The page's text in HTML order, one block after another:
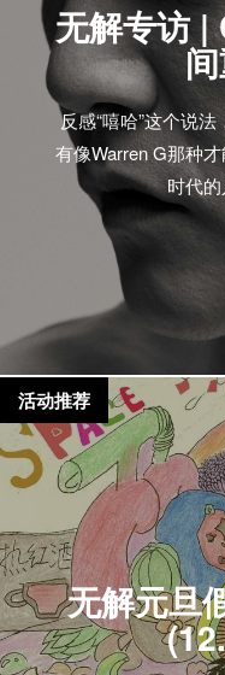
无解专访 |
反感“嘻哈”这个说
有像Warren G那种
时代
无解元旦
活动推荐